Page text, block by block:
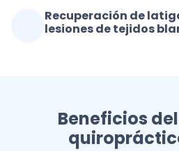
Recuperación de
lesiones de tejidos
Beneficios